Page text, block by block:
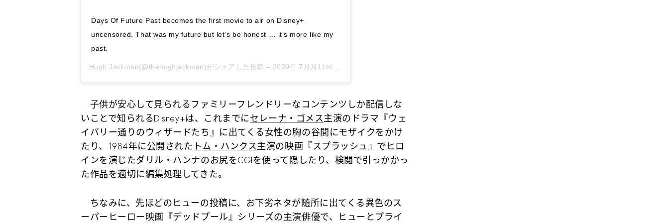
Days Of Future Past becomes the first movie to air on Disney+
uncensored. That was my future but let’s be honest … it’s more like my
past.
Hugh Jackman(@thehughjackman)がシェアした投稿 – 2020年 7月月11日午前8時00分PDT
子供が安心して見られるファミリーフレンドリーなコンテンツしか配信しな
いことで知られるDisney+は、これまでにセレーナ・ゴメス主演のドラマ『ウェ
イバリー通りのウィザードたち』に出てくる女性の胸の谷間にモザイクをかけ
たり、1984年に公開された トム・ハンクス主演の映画『スプラッシュ』でヒロ
インを演じたダリル・ハンナのお尻をCGIを使って隠したり、検閲で引っかかっ
た作品を適切に編集処理してきた。
ちなみに、先ほどのヒューの投稿に、お下劣ネタが随所に出てくる異色のス
ーパーヒーロー映画『デッドプール』シリーズの主演俳優で、ヒューとプライ